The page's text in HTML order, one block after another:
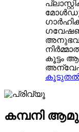
കൂട്ടം
കൂടുതൽ
കമ്പനി